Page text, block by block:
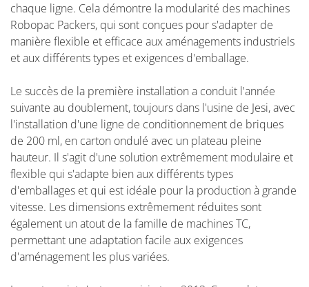
chaque ligne. Cela démontre la modularité des machines
Robopac Packers, qui sont conçues pour s'adapter de
manière flexible et efficace aux aménagements industriels
et aux différents types et exigences d'emballage.
Le succès de la première installation a conduit l'année
suivante au doublement, toujours dans l'usine de Jesi, avec
l'installation d'une ligne de conditionnement de briques
de 200 ml, en carton ondulé avec un plateau pleine
hauteur. Il s'agit d'une solution extrêmement modulaire et
flexible qui s'adapte bien aux différents types
d'emballages et qui est idéale pour la production à grande
vitesse. Les dimensions extrêmement réduites sont
également un atout de la famille de machines TC,
permettant une adaptation facile aux exigences
d'aménagement les plus variées.